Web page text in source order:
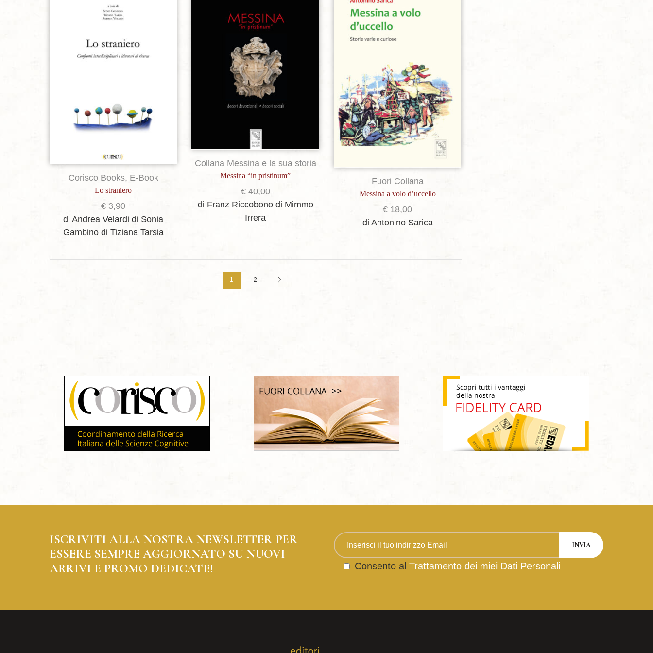
Aggiungi alla lista dei desideri
Corisco Books, E-Book
Lo straniero
€ 3,90
di Andrea Velardi di Sonia
Gambino di Tiziana Tarsia
Aggiungi alla lista dei desideri
Collana Messina e la sua storia
Messina “in pristinum”
€40,00
di Franz Riccobono di Mimmo
Irrera
Aggiungi alla lista dei desideri
Fuori Collana
Messina a volo d’uccello
€ 18,00
di Antonino Sarica
1 2
ISCRIVITI ALLA NOSTRA NEWSLETTER PER
ESSERE SEMPRE AGGIORNATO SU NUOVI
ARRIVI E PROMO DEDICATE!
Consento al Trattamento dei miei Dati Personali